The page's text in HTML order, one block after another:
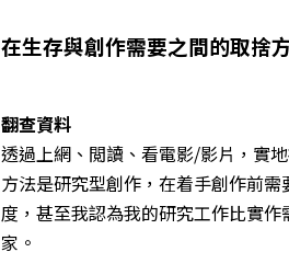
在生存與創作需要之間的取捨
翻查資料
透過上網、閲讀、看電影/影片，實
方法是研究型創作，在着手創作前
度，甚至我認為我的研究工作比實
家。